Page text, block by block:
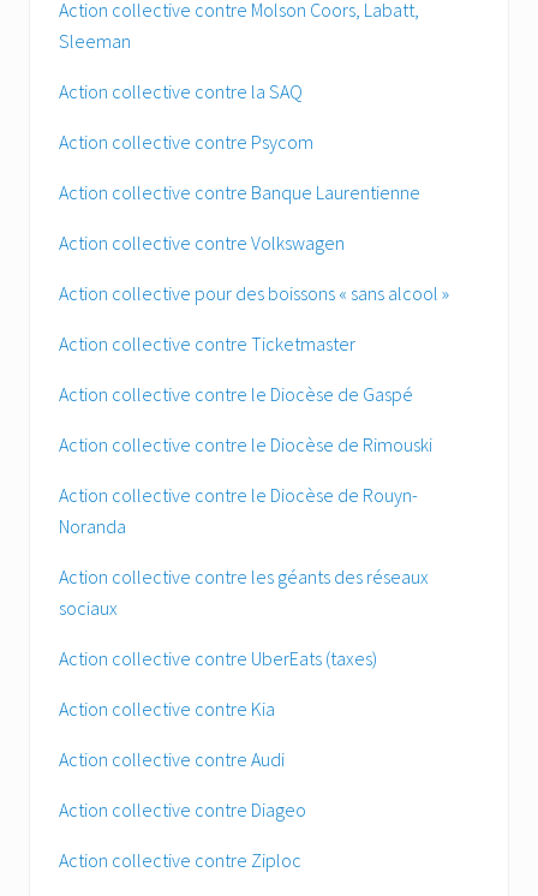
Action collective contre Molson Coors, Labatt,
Sleeman
Action collective contre la SAQ
Action collective contre Psycom
Action collective contre Banque Laurentienne
Action collective contre Volkswagen
Action collective pour des boissons « sans alcool »
Action collective contre Ticketmaster
Action collective contre le Diocèse de Gaspé
Action collective contre le Diocèse de Rimouski
Action collective contre le Diocèse de Rouyn-
Noranda
Action collective contre les géants des réseaux
sociaux
Action collective contre UberEats (taxes)
Action collective contre Kia
Action collective contre Audi
Action collective contre Diageo
Action collective contre Ziploc